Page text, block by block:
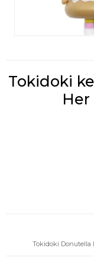
Tokidoki
Tokidoki Donutella